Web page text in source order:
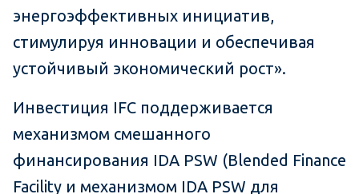
энергоэффективных инициатив,
стимулируя инновации и обеспечивая
устойчивый экономический рост».
Инвестиция IFC поддерживается
механизмом смешанного
финансирования IDA PSW (Blended Finance
Facility и механизмом IDA PSW для